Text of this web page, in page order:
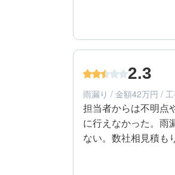
70代/男性/一戸建て
エリア：滋賀県大津市
築年数：45年
2.3
雨漏り / 金額42万円 /
担当者からは不明点
に行えなかった。雨
ない。数社相見積も